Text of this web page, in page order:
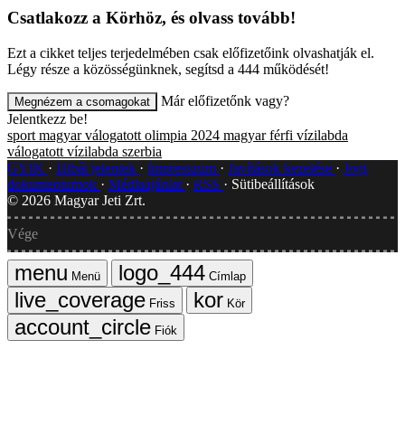
Csatlakozz a Körhöz, és olvass tovább!
Ezt a cikket teljes terjedelmében csak előfizetőink olvashatják el.
Légy része a közösségünknek, segítsd a 444 működését!
Megnézem a csomagokat
Már előfizetőnk vagy?
Jelentkezz be!
sport magyar válogatott olimpia 2024 magyar férfi vízilabda
válogatott vízilabda szerbia
GYIK
Hibát jelentek Impresszum Javítások kezelése
Jogi
dokumentumok
Médiaajánlat RSS
Sütibeállítások
© 2026 Magyar Jeti Zrt.
Vége
Menü
Címlap
Friss
Kör
Fiók